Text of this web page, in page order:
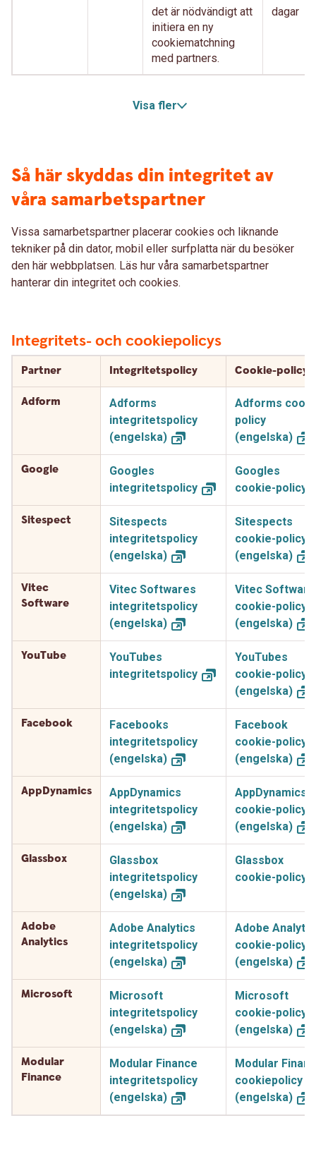
det är nödvändigt att
initiera en ny
cookiematchning
med partners.
dagar
Visa fler
Så här skyddas din integritet av
våra samarbetspartner
Vissa samarbetspartner placerar cookies och liknande
tekniker på din dator, mobil eller surfplatta när du besöker
den här webbplatsen. Läs hur våra samarbetspartner
hanterar din integritet och cookies.
Integritets- och cookiepolicys
Partner Integritetspolicy Cookie-policy
Adform
Adforms
integritetspolicy
(engelska)
Adforms
policy
(engelska)
Google
Googles
integritetspolicy
Googles
cookie-policy
Sitespect
Sitespects
integritetspolicy
(engelska)
Sitespects
cookie-policy
(engelska)
Vitec
Software
Vitec Softwares
integritetspolicy
(engelska)
Vitec
cookie-policy
(engelska)
YouTube
YouTubes
integritetspolicy
YouTubes
cookie-policy
(engelska)
Facebook
Facebooks
integritetspolicy
(engelska)
Facebook
cookie-policy
(engelska)
AppDynamics
AppDynamics
integritetspolicy
(engelska)
AppDynamics
cookie-policy
(engelska)
Glassbox
Glassbox
integritetspolicy
(engelska)
Glassbox
cookie-policy
Adobe
Analytics
Adobe Analytics
integritetspolicy
(engelska)
Adobe
cookie-policy
(engelska)
Microsoft
Microsoft
integritetspolicy
(engelska)
Microsoft
cookie-policy
(engelska)
Modular
Finance
Modular Finance
integritetspolicy
(engelska)
Modular
cookiepolicy
(engelska)